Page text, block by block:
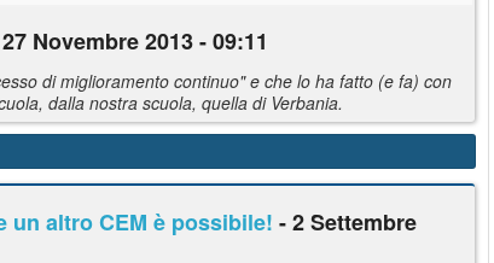
Novembre 2013 - 09:11
di miglioramento continuo" e che lo ha fatto (e fa) con
dalla nostra scuola, quella di Verbania.
un altro CEM è possibile! - 2 Settembre